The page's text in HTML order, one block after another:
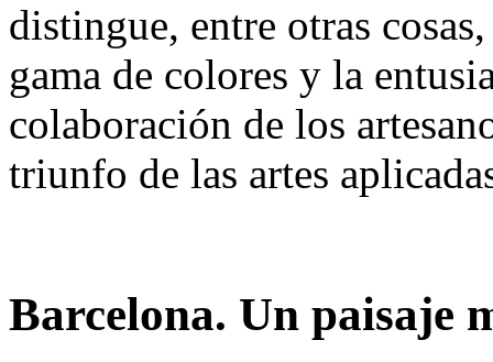
distingue, entre otras
gama de colores y la
colaboración de los
triunfo de las artes
Barcelona. Un paisaje